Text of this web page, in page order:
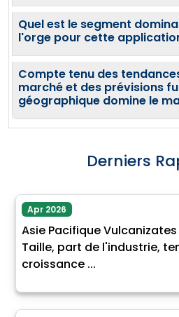
Quel est le segment
l'orge pour cette
Compte tenu des
marché et des prévisions
géographique domine le
Derniers
Apr 2026
Asie Pacifique
Taille, part de l'industrie,
croissance ...